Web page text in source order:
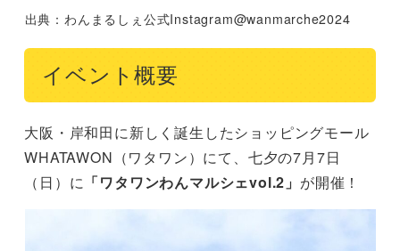
出典：わんまるしぇ公式Instagram@wanmarche2024
イベント概要
大阪・岸和田に新しく誕生したショッピングモール
WHATAWON（ワタワン）にて、七夕の7月7日
（日）に 「ワタワンわんマルシェvol.2」 が開催！